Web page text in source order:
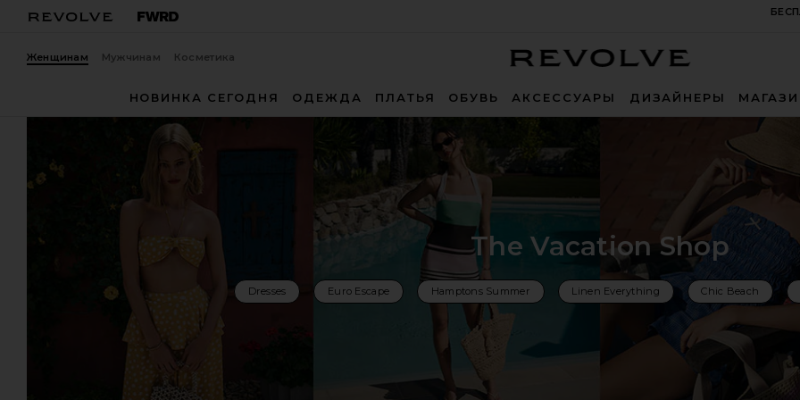
Женщинам Мужчинам Косметика
НОВИНКА СЕГОДНЯ ОДЕЖДА ПЛАТЬЯ ОБУВЬ АКСЕССУАРЫ ДИЗАЙНЕРЫ
The Vacation Shop
Dresses Euro Escape Hamptons Summer Linen Everything Chic Beach